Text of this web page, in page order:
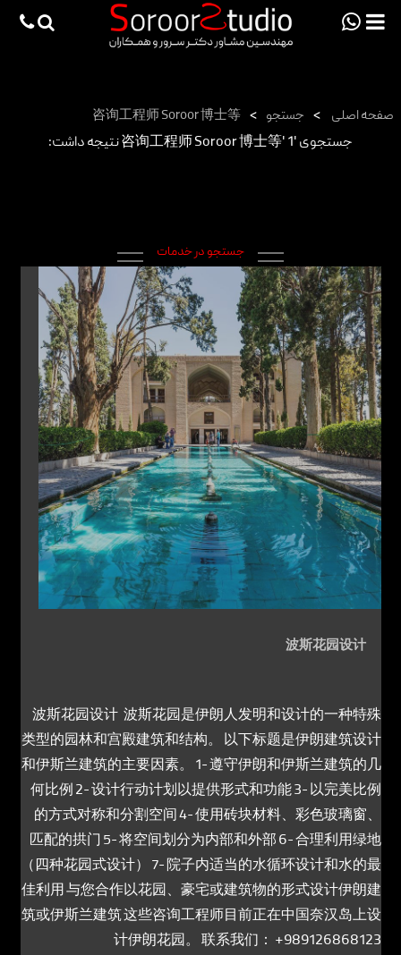
viewportchecker
×
ثبت سفارش طراحی آنلاین
طراحی
اجرا
درباره ما
تماس با ما
صفحه اصلی > جستجو >
咨询工程师 Soroor 博士等
جستجوی '咨询工程师 Soroor 博士等' 1 نتیجه داشت:
جستجو در خدمات
波斯花园设计
波斯花园设计 波斯花园是伊朗人发明和设计的一种特殊
类型的园林和宫殿建筑和结构。 以下标题是伊朗建筑设计
和伊斯兰建筑的主要因素。 1- 遵守伊朗和伊斯兰建筑的几
何比例 2- 设计行动计划以提供形式和功能 3- 以完美比例
的方式对称和分割空间 4- 使用砖块材料、彩色玻璃窗、
匹配的拱门 5- 将空间划分为内部和外部 6- 合理利用绿地
（四种花园式设计） 7- 院子内适当的水循环设计和水的最
佳利用 与您合作以花园、豪宅或建筑物的形式设计伊朗建
筑或伊斯兰建筑 这些咨询工程师目前正在中国奈汉岛上设
计伊朗花园。 联系我们： +989126868123